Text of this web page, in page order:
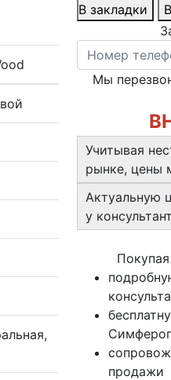
В закладки
Мы
Учитывая
рынке, цены
Актуальную
у
продажи